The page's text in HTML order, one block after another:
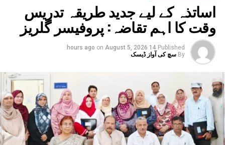
اساتذہ کے لیے جدید طریقہ تدریس
وقت کا اہم تقاضہ: پروفیسر گلریز
Published
14 hours ago
on August 5, 2026
By سچ کی آواز ڈیسک